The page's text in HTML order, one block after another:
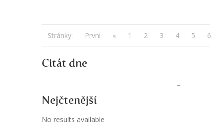
Stránky: První « 1 2 3 4 5 6
Citát dne
Nejčtenější
No results available